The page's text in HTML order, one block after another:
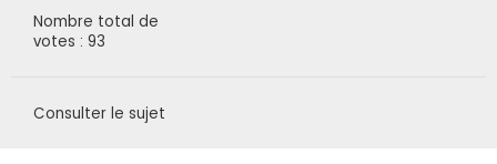
Nombre total de
votes : 93
Consulter le sujet